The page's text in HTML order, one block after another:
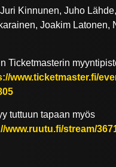
Kinnunen, Juho
Joakim Latonen,
Ticketmasterin
www.ticketmaster.fi/
tuttuun tapaan myös
www.ruutu.fi/stream/